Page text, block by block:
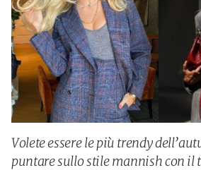
Volete essere le più trendy
puntare sullo stile mannish con il